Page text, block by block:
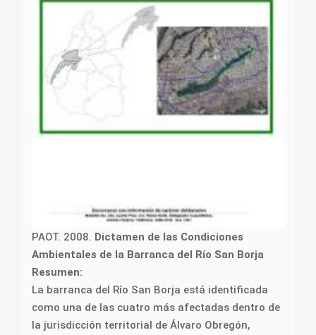
PAOT. 2008. Dictamen de las Condiciones
Ambientales de la Barranca del Río San Borja
Resumen:
La barranca del Río San Borja está identificada
como una de las cuatro más afectadas dentro de
la jurisdicción territorial de Álvaro Obregón,